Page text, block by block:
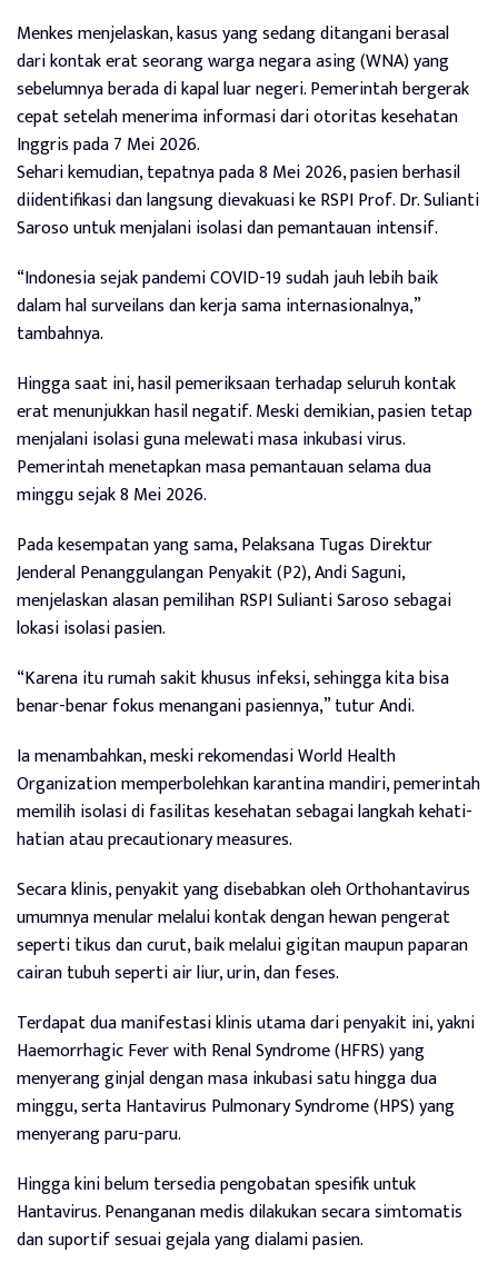
Menkes menjelaskan, kasus yang sedang ditangani berasal
dari kontak erat seorang warga negara asing (WNA) yang
sebelumnya berada di kapal luar negeri. Pemerintah bergerak
cepat setelah menerima informasi dari otoritas kesehatan
Inggris pada 7 Mei 2026.
Sehari kemudian, tepatnya pada 8 Mei 2026, pasien berhasil
diidentifikasi dan langsung dievakuasi ke RSPI Prof. Dr. Sulianti
Saroso untuk menjalani isolasi dan pemantauan intensif.
“Indonesia sejak pandemi COVID-19 sudah jauh lebih baik
dalam hal surveilans dan kerja sama internasionalnya,”
tambahnya.
Hingga saat ini, hasil pemeriksaan terhadap seluruh kontak
erat menunjukkan hasil negatif. Meski demikian, pasien tetap
menjalani isolasi guna melewati masa inkubasi virus.
Pemerintah menetapkan masa pemantauan selama dua
minggu sejak 8 Mei 2026.
Pada kesempatan yang sama, Pelaksana Tugas Direktur
Jenderal Penanggulangan Penyakit (P2), Andi Saguni,
menjelaskan alasan pemilihan RSPI Sulianti Saroso sebagai
lokasi isolasi pasien.
“Karena itu rumah sakit khusus infeksi, sehingga kita bisa
benar-benar fokus menangani pasiennya,” tutur Andi.
Ia menambahkan, meski rekomendasi World Health
Organization memperbolehkan karantina mandiri, pemerintah
memilih isolasi di fasilitas kesehatan sebagai langkah kehati-
hatian atau precautionary measures.
Secara klinis, penyakit yang disebabkan oleh Orthohantavirus
umumnya menular melalui kontak dengan hewan pengerat
seperti tikus dan curut, baik melalui gigitan maupun paparan
cairan tubuh seperti air liur, urin, dan feses.
Terdapat dua manifestasi klinis utama dari penyakit ini, yakni
Haemorrhagic Fever with Renal Syndrome (HFRS) yang
menyerang ginjal dengan masa inkubasi satu hingga dua
minggu, serta Hantavirus Pulmonary Syndrome (HPS) yang
menyerang paru-paru.
Hingga kini belum tersedia pengobatan spesifik untuk
Hantavirus. Penanganan medis dilakukan secara simtomatis
dan suportif sesuai gejala yang dialami pasien.